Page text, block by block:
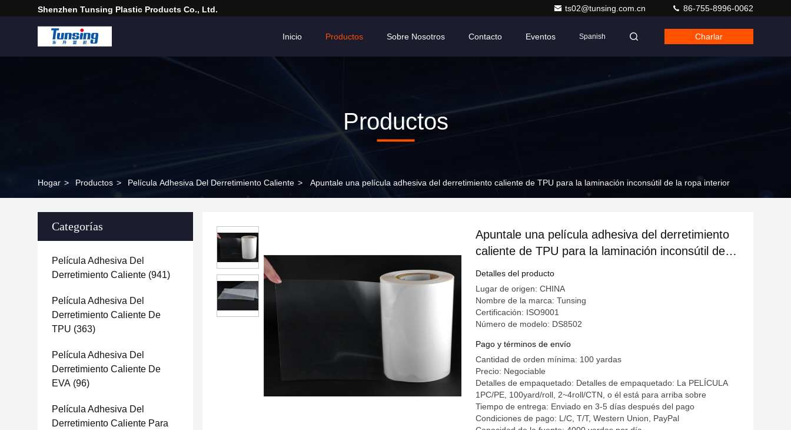
Shenzhen Tunsing Plastic Products Co., Ltd. ts02@tunsing.com.cn 86-755-8996-0062
Inicio Productos Sobre Nosotros Contacto Eventos Spanish Charlar
Productos
Hogar > Productos > Película Adhesiva Del Derretimiento Caliente > Apuntale una película adhesiva del derretimiento caliente de TPU para la laminación inconsútil de la ropa interior
Categorías
Película Adhesiva Del
Derretimiento Caliente (941)
Película Adhesiva Del
Derretimiento Caliente De
TPU (363)
Película Adhesiva Del
Derretimiento Caliente De
EVA (96)
Película Adhesiva Del
Derretimiento Caliente Para
Apuntale una película adhesiva del derretimiento
caliente de TPU para la laminación inconsútil de la
ropa interior
Detalles del producto
Lugar de origen: CHINA
Nombre de la marca: Tunsing
Certificación: ISO9001
Número de modelo: DS8502
Pago y términos de envío
Cantidad de orden mínima: 100 yardas
Precio: Negociable
Detalles de empaquetado: Detalles de empaquetado: La PELÍCULA
1PC/PE, 100yard/roll, 2~4roll/CTN, o él está para arriba sobre
Tiempo de entrega: Enviado en 3-5 días después del pago
Condiciones de pago: L/C, T/T, Western Union, PayPal